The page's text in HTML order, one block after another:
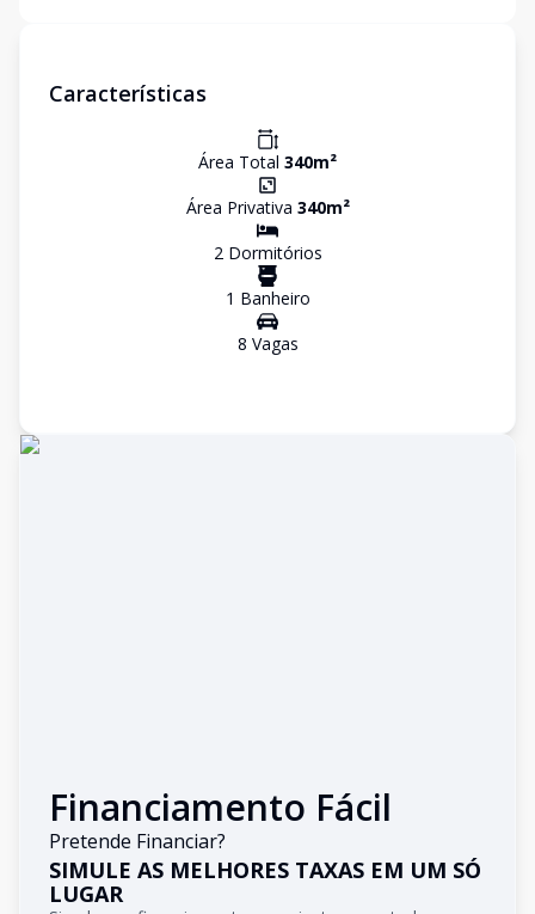
Características
Área Total 340m²
Área Privativa 340m²
2Dormitórios
1 Banheiro
8 Vagas
Financiamento Fácil
Pretende Financiar?
SIMULE AS MELHORES TAXAS EM UM SÓ
LUGAR